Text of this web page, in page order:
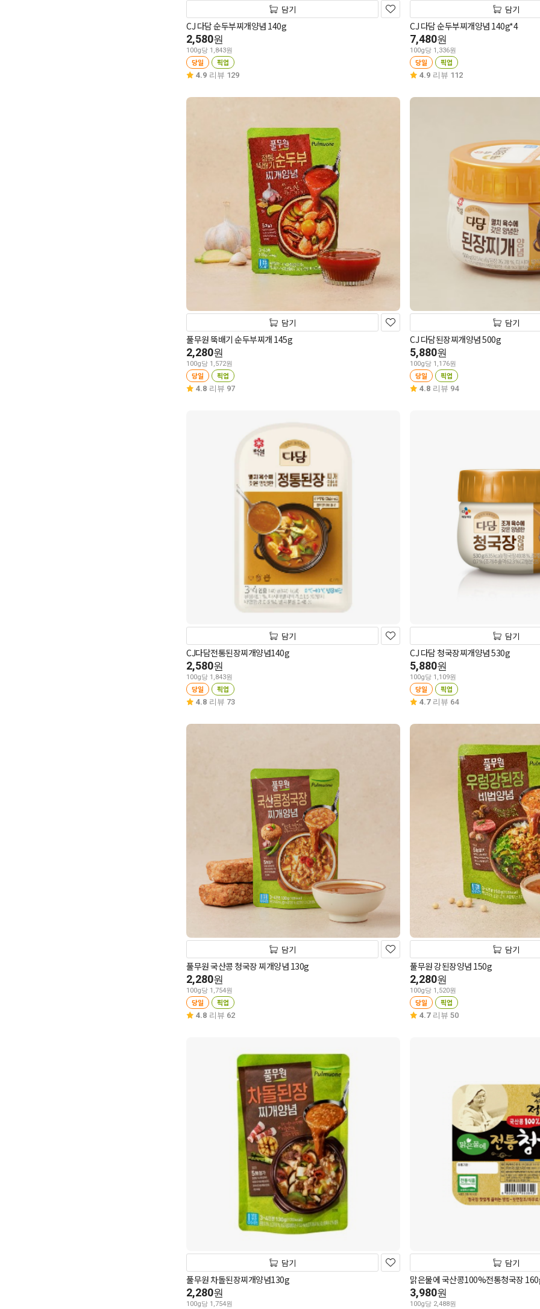
담기
CJ 다담 순두부찌개양념 140g
2,580원
100g당 1,843원
당일 픽업
4.9 리뷰 129
담기
CJ 다담 순두부찌개양념 140g*4
7,480원
100g당 1,336원
당일 픽업
4.9 리뷰 112
담기
풀무원 뚝배기 순두부찌개 145g
2,280원
100g당 1,572원
당일 픽업
4.8 리뷰 97
담기
CJ 다담된장찌개양념 500g
5,880원
100g당 1,176원
당일 픽업
4.8 리뷰 94
담기
CJ다담전통된장찌개양념140g
2,580원
100g당 1,843원
당일 픽업
4.8 리뷰 73
담기
CJ 다담 청국장찌개양념 530g
5,880원
100g당 1,109원
당일 픽업
4.7 리뷰 64
담기
풀무원 국산콩 청국장 찌개양념 130g
2,280원
100g당 1,754원
당일 픽업
4.8 리뷰 62
담기
풀무원 강된장양념 150g
2,280원
100g당 1,520원
당일 픽업
4.7 리뷰 50
담기
풀무원 차돌된장찌개양념130g
2,280원
100g당 1,754원
담기
맑은물에 국산콩100%전통청국장
3,980원
100g당 2,488원